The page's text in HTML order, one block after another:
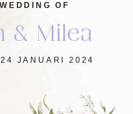
OF
& Milea
JANUARI 2024